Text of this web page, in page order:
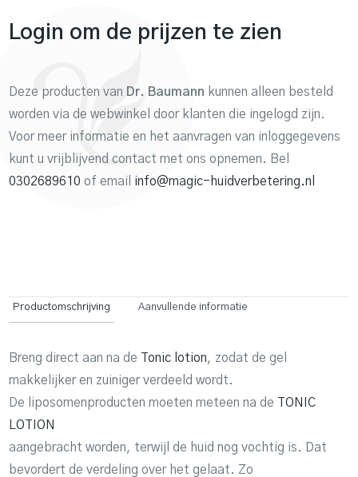
Login om de prijzen te zien
Deze producten van Dr. Baumann kunnen alleen besteld
worden via de webwinkel door klanten die ingelogd zijn.
Voor meer informatie en het aanvragen van inloggegevens
kunt u vrijblijvend contact met ons opnemen. Bel
0302689610 of email info@magic-huidverbetering.nl
Productomschrijving Aanvullende informatie
Breng direct aan na de Tonic lotion, zodat de gel
makkelijker en zuiniger verdeeld wordt.
De liposomenproducten moeten meteen na de
TONIC
LOTION
aangebracht worden, terwijl de huid nog vochtig is. Dat
bevordert de verdeling over het gelaat. Zo